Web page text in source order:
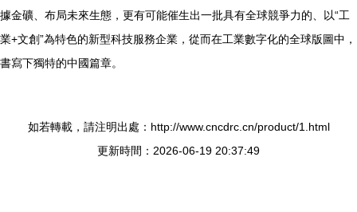
據金礦、布局未來生態，更有可能催生出一批具有全球競爭力的、以“工
業+文創”為特色的新型科技服務企業，從而在工業數字化的全球版圖中，
書寫下獨特的中國篇章。
如若轉載，請注明出處：http://www.cncdrc.cn/product/1.html
更新時間：2026-06-19 20:37:49